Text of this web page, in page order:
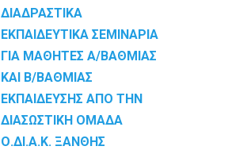
ΔΙAΔΡΑΣΤΙΚΑ
ΕΚΠΑΙΔΕΥΤΙΚΑ ΣΕΜΙΝΑΡΙΑ
ΓΙΑ ΜΑΘΗΤΕΣ Α/ΒΑΘΜΙΑΣ
ΚΑΙ Β/ΒΑΘΜΙΑΣ
ΕΚΠΑΙΔΕΥΣΗΣ ΑΠΟ ΤΗΝ
ΔΙΑΣΩΣΤΙΚΗ ΟΜΑΔΑ
Ο.ΔΙ.Α.Κ. ΞΑΝΘΗΣ